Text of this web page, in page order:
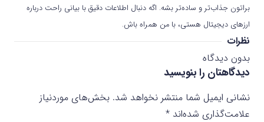
براتون جذاب‌تر و ساده‌تر بشه. اگه دنبال اطلاعات دقیق با بیانی راحت درباره
ارزهای دیجیتال هستی، با من همراه باش.
نظرات
بدون دیدگاه
دیدگاهتان را بنویسید
نشانی ایمیل شما منتشر نخواهد شد. بخش‌های موردنیاز
علامت‌گذاری شده‌اند *